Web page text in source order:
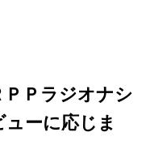
Ｐラジオナシ
ーに応じま